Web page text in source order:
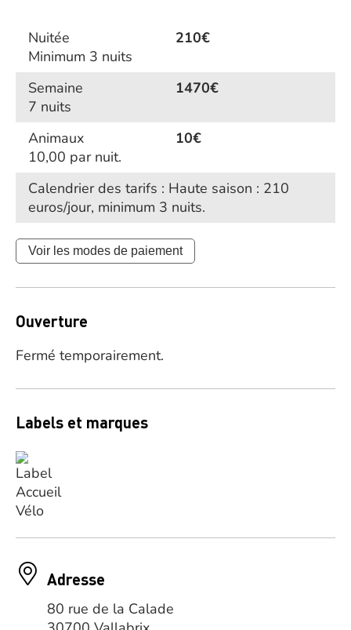
Nuitée
210€
Minimum 3 nuits
Semaine
1470€
7 nuits
Animaux
10€
10,00 par nuit.
Calendrier des tarifs : Haute saison : 210
euros/jour, minimum 3 nuits.
Voir les modes de paiement
Ouverture
Fermé temporairement.
Labels et marques
Adresse
80 rue de la Calade